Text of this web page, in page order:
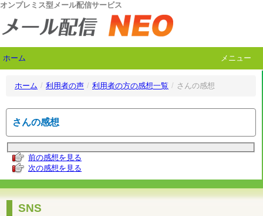
オンプレミス型メール配信サービス
ホーム メニュー
ホーム / 利用者の声 / 利用者の方の感想一覧 / さんの感想
さんの感想
前の感想を見る
次の感想を見る
SNS